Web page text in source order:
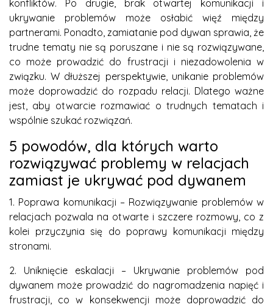
konfliktów. Po drugie, brak otwartej komunikacji i
ukrywanie problemów może osłabić więź między
partnerami. Ponadto, zamiatanie pod dywan sprawia, że
trudne tematy nie są poruszane i nie są rozwiązywane,
co może prowadzić do frustracji i niezadowolenia w
związku. W dłuższej perspektywie, unikanie problemów
może doprowadzić do rozpadu relacji. Dlatego ważne
jest, aby otwarcie rozmawiać o trudnych tematach i
wspólnie szukać rozwiązań.
5 powodów, dla których warto
rozwiązywać problemy w relacjach
zamiast je ukrywać pod dywanem
1. Poprawa komunikacji – Rozwiązywanie problemów w
relacjach pozwala na otwarte i szczere rozmowy, co z
kolei przyczynia się do poprawy komunikacji między
stronami.
2. Uniknięcie eskalacji – Ukrywanie problemów pod
dywanem może prowadzić do nagromadzenia napięć i
frustracji, co w konsekwencji może doprowadzić do